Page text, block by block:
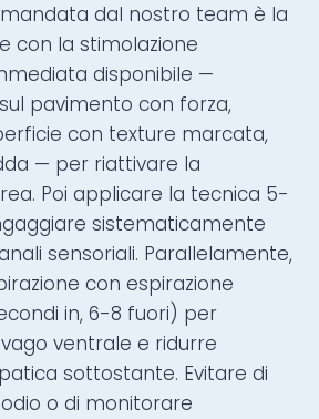
dal nostro team è la
con la stimolazione
disponibile —
pavimento con forza,
con texture marcata,
— per riattivare la
Poi applicare la tecnica 5-
sistematicamente
sensoriali. Parallelamente,
con espirazione
in, 6-8 fuori) per
ventrale e ridurre
sottostante. Evitare di
o di monitorare